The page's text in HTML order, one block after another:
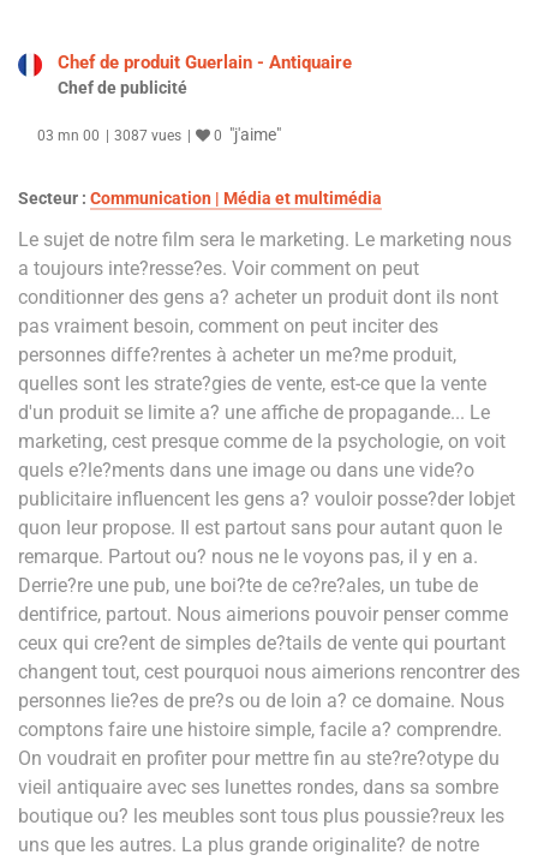
Chef de produit Guerlain - Antiquaire
Chef de publicité
03 mn 00 3087 vues 0 "j'aime"
Secteur : Communication | Média et multimédia
Le sujet de notre film sera le marketing. Le marketing nous
a toujours inte?resse?es. Voir comment on peut
conditionner des gens a? acheter un produit dont ils nont
pas vraiment besoin, comment on peut inciter des
personnes diffe?rentes à acheter un me?me produit,
quelles sont les strate?gies de vente, est-ce que la vente
d'un produit se limite a? une affiche de propagande... Le
marketing, cest presque comme de la psychologie, on voit
quels e?le?ments dans une image ou dans une vide?o
publicitaire influencent les gens a? vouloir posse?der lobjet
quon leur propose. Il est partout sans pour autant quon le
remarque. Partout ou? nous ne le voyons pas, il y en a.
Derrie?re une pub, une boi?te de ce?re?ales, un tube de
dentifrice, partout. Nous aimerions pouvoir penser comme
ceux qui cre?ent de simples de?tails de vente qui pourtant
changent tout, cest pourquoi nous aimerions rencontrer des
personnes lie?es de pre?s ou de loin a? ce domaine. Nous
comptons faire une histoire simple, facile a? comprendre.
On voudrait en profiter pour mettre fin au ste?re?otype du
vieil antiquaire avec ses lunettes rondes, dans sa sombre
boutique ou? les meubles sont tous plus poussie?reux les
uns que les autres. La plus grande originalite? de notre